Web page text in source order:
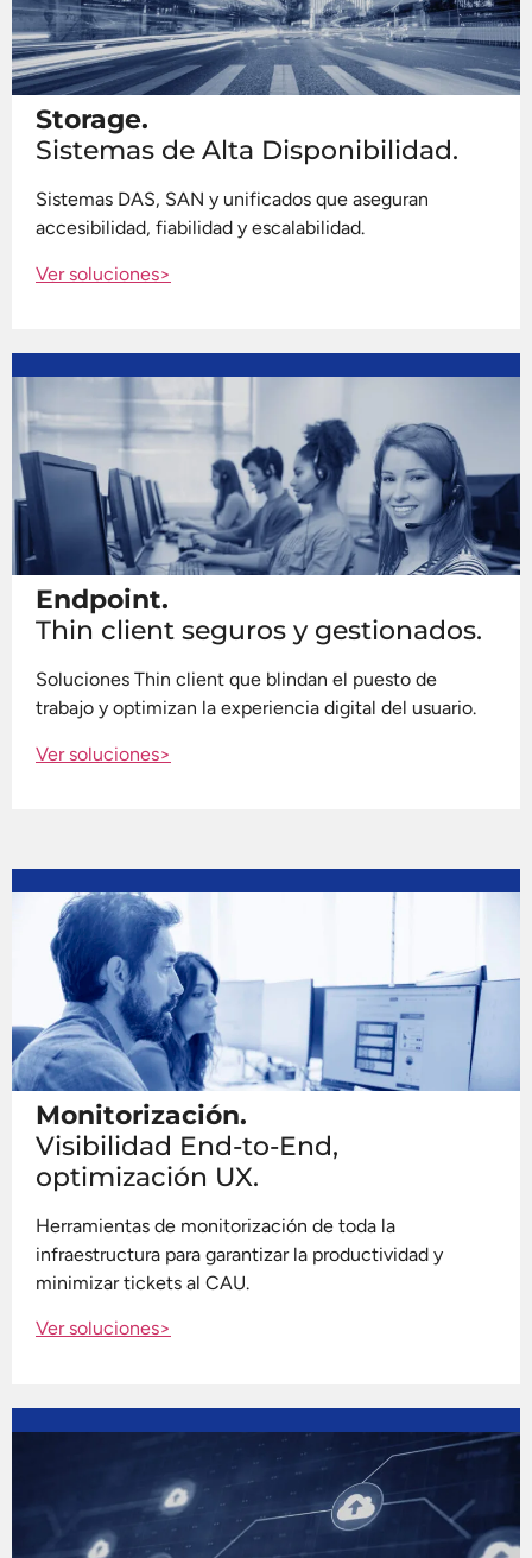
Storage.
Sistemas de Alta Disponibilidad.
Sistemas DAS, SAN y unificados que aseguran
accesibilidad, fiabilidad y escalabilidad.
Ver soluciones>
Endpoint.
Thin client seguros y gestionados.
Soluciones Thin client que blindan el puesto de
trabajo y optimizan la experiencia digital del usuario.
Ver soluciones>
Monitorización.
Visibilidad End-to-End,
optimización UX.
Herramientas de monitorización de toda la
infraestructura para garantizar la productividad y
minimizar tickets al CAU.
Ver soluciones>